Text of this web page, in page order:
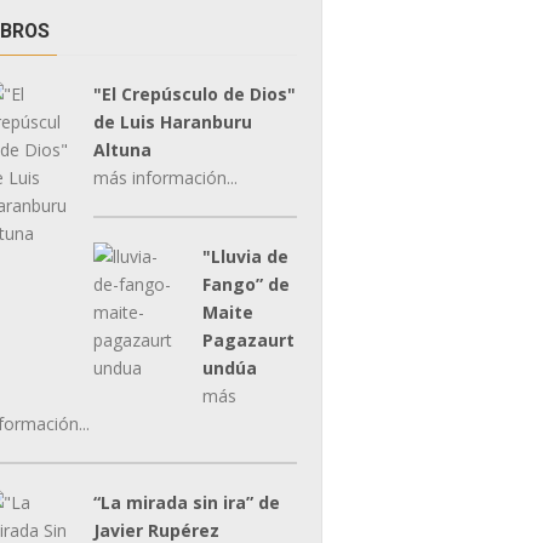
"El Crepúsculo de Dios"
de Luis Haranburu
Altuna
más información...
"Lluvia de
Fango” de
Maite
Pagazaurt
undúa
más
“La mirada sin ira” de
Javier Rupérez